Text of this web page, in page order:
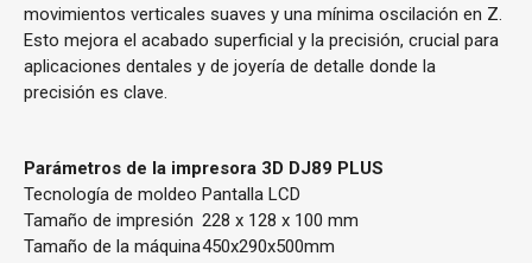
movimientos verticales suaves y una mínima oscilación en Z.
Esto mejora el acabado superficial y la precisión, crucial para
aplicaciones dentales y de joyería de detalle donde la
precisión es clave.
Parámetros de la impresora 3D DJ89 PLUS
Tecnología de moldeo Pantalla LCD
Tamaño de impresión 228 x 128 x 100 mm
Tamaño de la máquina450x290x500mm